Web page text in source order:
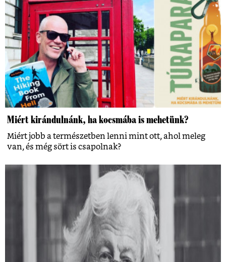
Miért kirándulnánk, ha kocsmába is mehetünk?
Miért jobb a természetben lenni mint ott, ahol meleg
van, és még sört is csapolnak?